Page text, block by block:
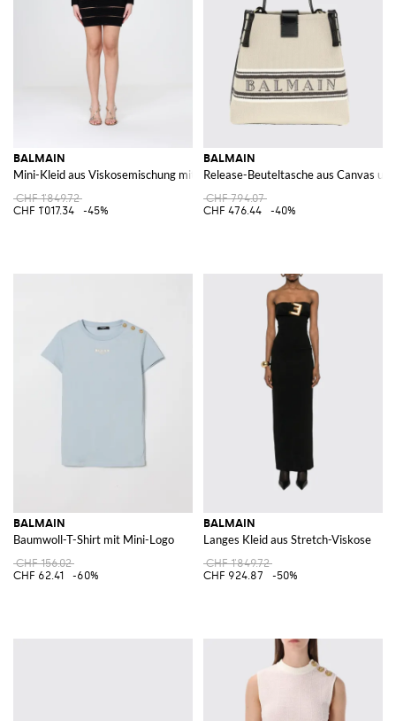
BALMAIN
Mini-Kleid aus Viskosemischung mit Strasssteinen
CHF 1'849.72
CHF 1'017.34
-45%
BALMAIN
Release-Beuteltasche aus Canvas
CHF 794.07
CHF 476.44
-40%
BALMAIN
Baumwoll-T-Shirt mit Mini-Logo
CHF 156.02
CHF 62.41
-60%
BALMAIN
Langes Kleid aus Stretch-Viskose
CHF 1'849.72
CHF 924.87
-50%